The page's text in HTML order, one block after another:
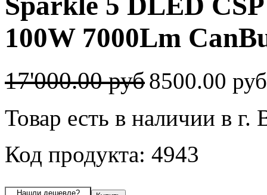
100W 7000Lm
17'000.00 руб8500.00
Товар есть в наличии в г.
Код продукта: 4943